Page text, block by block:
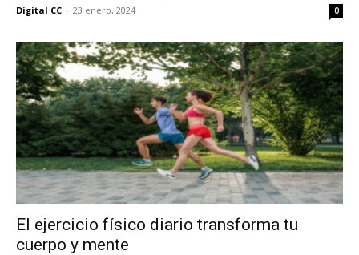
Digital CC - 23 enero, 2024 0
El ejercicio físico diario transforma tu
cuerpo y mente